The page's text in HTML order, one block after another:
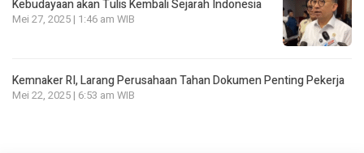
Kebudayaan akan Tulis Kembali Sejarah Indonesia
Mei 27, 2025 | 1:46 am WIB
Kemnaker RI, Larang Perusahaan Tahan Dokumen Penting Pekerja
Mei 22, 2025 | 6:53 am WIB